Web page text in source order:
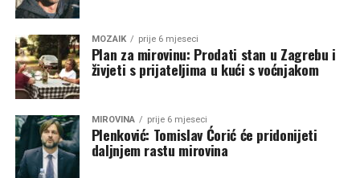
MOZAIK prije 6 mjeseci
Plan za mirovinu: Prodati stan u Zagrebu i
živjeti s prijateljima u kući s voćnjakom
MIROVINA prije 6 mjeseci
Plenković: Tomislav Ćorić će pridonijeti
daljnjem rastu mirovina